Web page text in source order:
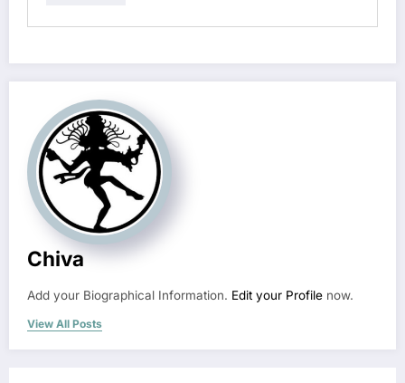
Chiva
Add your Biographical Information. Edit your Profile now.
View All Posts